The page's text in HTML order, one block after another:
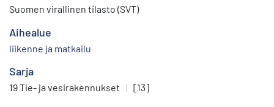
Suomen virallinen tilasto (SVT)
Aihealue
liikenne ja matkailu
Sarja
19 Tie- ja vesirakennukset | [13]